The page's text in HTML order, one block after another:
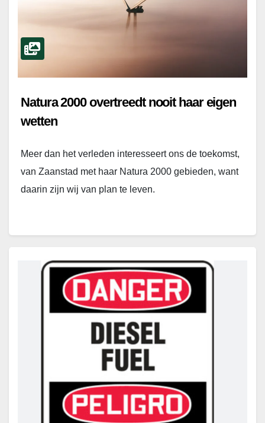
Natura 2000 overtreedt nooit haar eigen
wetten
Meer dan het verleden interesseert ons de toekomst,
van Zaanstad met haar Natura 2000 gebieden, want
daarin zijn wij van plan te leven.